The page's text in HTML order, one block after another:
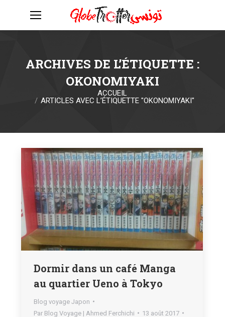
ARCHIVES DE L’ÉTIQUETTE :
OKONOMIYAKI
Vous êtes ici :
ACCUEIL
ARTICLES AVEC L’ÉTIQUETTE "OKONOMIYAKI"
Dormir dans un café Manga
au quartier Ueno à Tokyo
Blog voyage Japon
Par Blog Voyage | Ahmed Ferchichi
13 août 2017